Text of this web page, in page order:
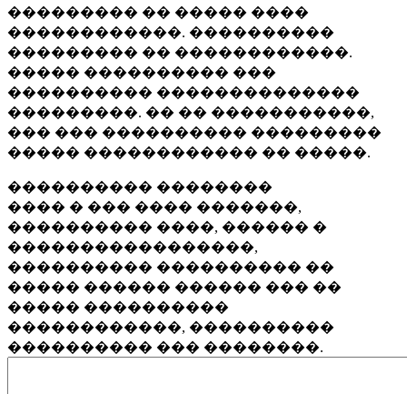
��������� �� ����� ����
������������. ����������
��������� �� ������������.
����� ���������� ���
���������� ��������������
���������. �� �� �����������,
��� ��� ���������� ���������
����� ������������ �� �����.
���������� ��������
���� � ��� ���� �������,
���������� ����, ������ �
�����������������,
���������� ���������� ��
����� ������ ������ ��� ��
����� ����������
������������, ����������
���������� ��� ��������.